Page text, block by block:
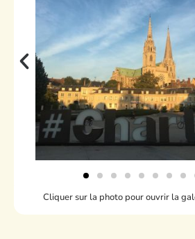
Cliquer sur la photo pour ouvrir la